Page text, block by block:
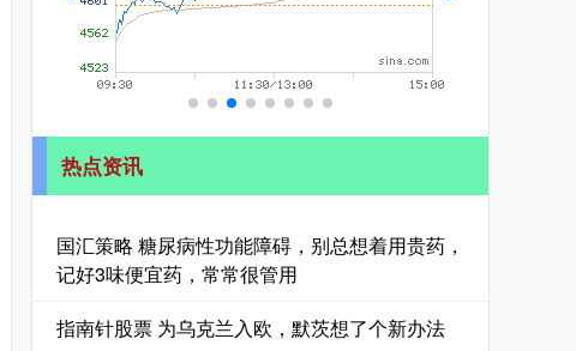
热点资讯
国汇策略 糖尿病性功能障碍，别总想着用贵药，
记好3味便宜药，常常很管用
指南针股票 为乌克兰入欧，默茨想了个新办法